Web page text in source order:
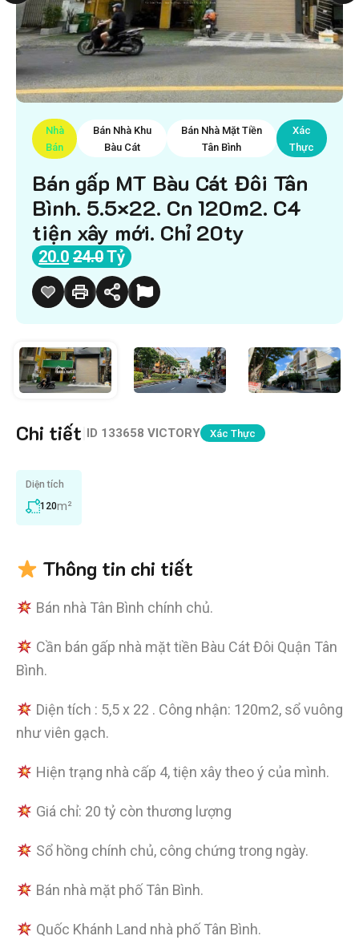
Nhà
Bán
Bán Nhà Khu
Bàu Cát
Bán Nhà Mặt Tiền
Tân Bình
Xác
Thực
Bán gấp MT Bàu Cát Đôi Tân
Bình. 5.5×22. Cn 120m2. C4
tiện xây mới. Chỉ 20ty
20.0 24.0Tỷ
Chi tiết ID 133658 VICTORY Xác Thực
Diện tích
120m²
Thông tin chi tiết
Bán nhà Tân Bình chính chủ.
Cần bán gấp nhà mặt tiền Bàu Cát Đôi Quận Tân
Bình.
Diện tích : 5,5 x 22 . Công nhận: 120m2, sổ vuông
như viên gạch.
Hiện trạng nhà cấp 4, tiện xây theo ý của mình.
Giá chỉ: 20 tỷ còn thương lượng
Sổ hồng chính chủ, công chứng trong ngày.
Bán nhà mặt phố Tân Bình.
Quốc Khánh Land nhà phố Tân Bình.